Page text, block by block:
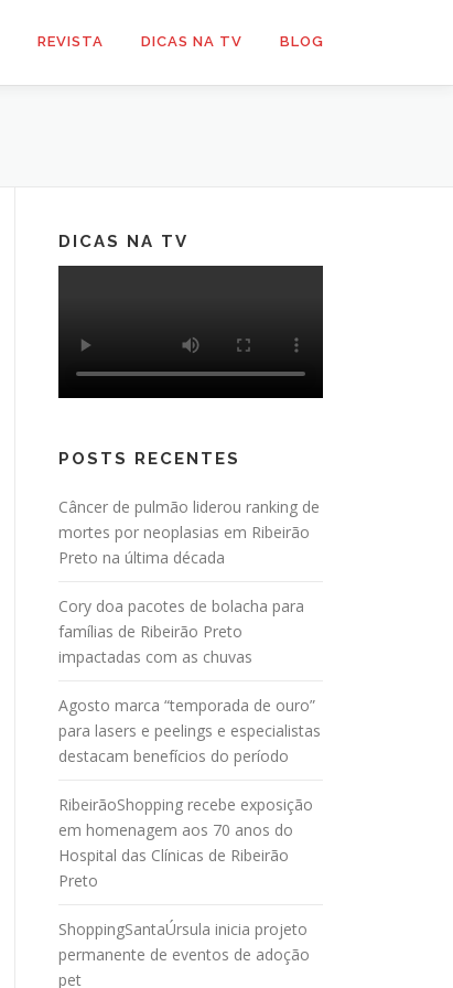
REVISTA DICAS NA TV BLOG
DICAS NA TV
POSTS RECENTES
Câncer de pulmão liderou ranking de
mortes por neoplasias em Ribeirão
Preto na última década
Cory doa pacotes de bolacha para
famílias de Ribeirão Preto
impactadas com as chuvas
Agosto marca “temporada de ouro”
para lasers e peelings e especialistas
destacam benefícios do período
RibeirãoShopping recebe exposição
em homenagem aos 70 anos do
Hospital das Clínicas de Ribeirão
Preto
ShoppingSantaÚrsula inicia projeto
permanente de eventos de adoção
pet